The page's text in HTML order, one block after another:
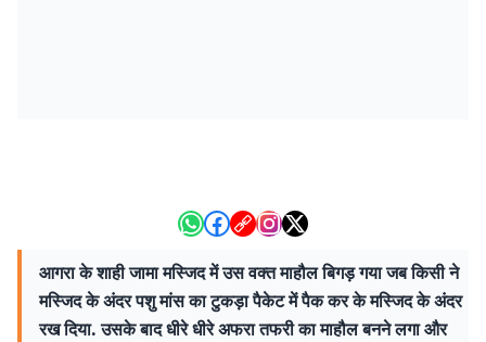
आगरा के शाही जामा मस्जिद में उस वक्त माहौल बिगड़ गया जब किसी ने
मस्जिद के अंदर पशु मांस का टुकड़ा पैकेट में पैक कर के मस्जिद के अंदर
रख दिया. उसके बाद धीरे धीरे अफरा तफरी का माहौल बनने लगा और